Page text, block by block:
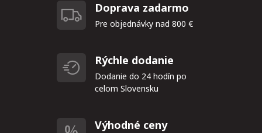
Doprava zadarmo
Pre objednávky nad 800 €
Rýchle dodanie
Dodanie do 24 hodín po
celom Slovensku
Výhodné ceny